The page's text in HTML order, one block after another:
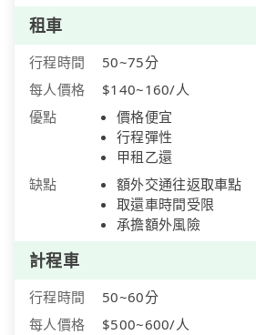
租車
行程時間
50~75分
每人價格
$140~160/人
優點
價格便宜
行程彈性
甲租乙還
缺點
額外交通往返取車點
取還車時間受限
承擔額外風險
計程車
行程時間
50~60分
每人價格
$500~600/人